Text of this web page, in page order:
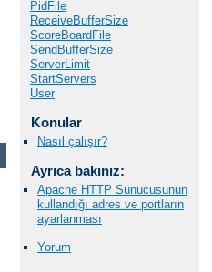
PidFile
ReceiveBufferSize
ScoreBoardFile
SendBufferSize
ServerLimit
StartServers
User
Konular
Nasıl çalışır?
Ayrıca bakınız:
Apache HTTP Sunucusunun
kullandığı adres ve portların
ayarlanması
Yorum